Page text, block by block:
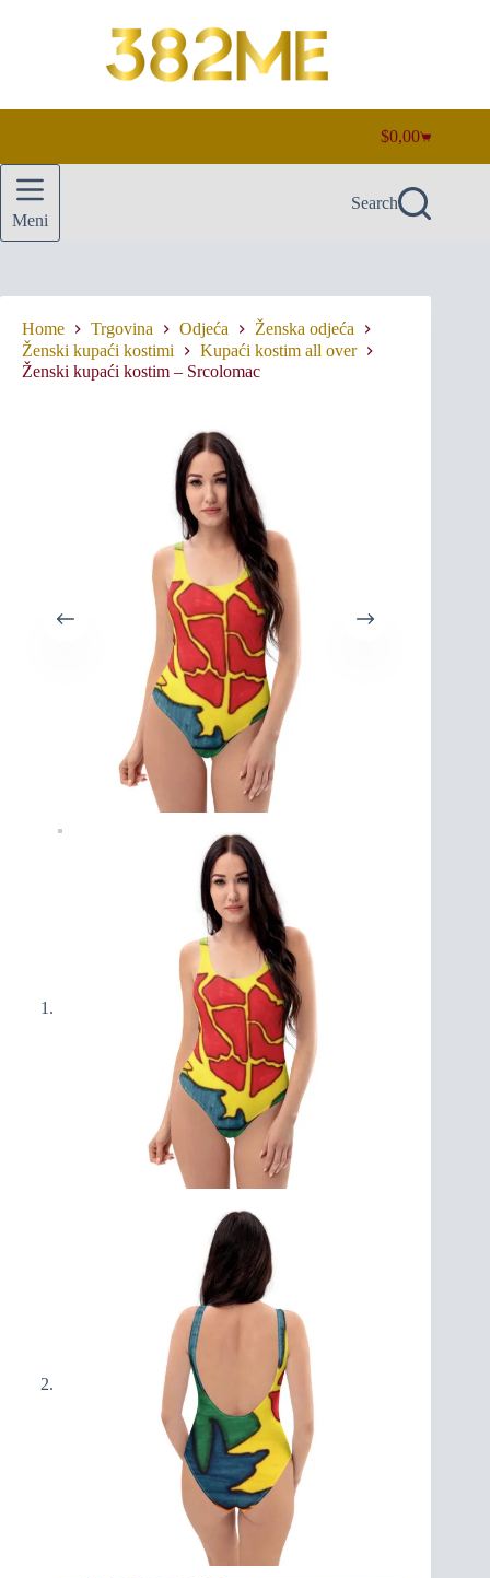
Shopping
cart
$0,00
Meni
Search
Home Trgovina Odjeća
Ženska odjeća
Ženski kupaći kostimi
Kupaći kostim all over
Ženski kupaći kostim – Srcolomac